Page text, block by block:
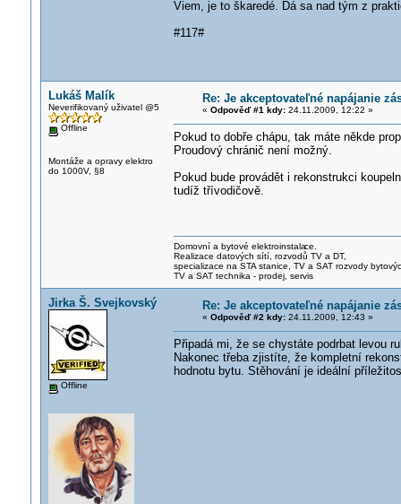
Viem, je to škaredé. Dá sa nad tým z
#117#
Lukáš Malík
Neverifikovaný uživatel @5
Offline
Montáže a opravy elektro
do 1000V, §8
Re: Je akceptovateľné napájanie
« Odpověď #1 kdy:24.11.2009, 12:22 »
Pokud to dobře chápu, tak máte někde
Proudový chránič není možný.
Pokud bude provádět i rekonstrukci
tudíž třívodičově.
Domovní a bytové elektroinstalace.
Realizace datových sítí, rozvodů TV a DT,
specializace na STA stanice, TV a SAT rozvody
TV a SAT technika - prodej, servis
Jirka Š. Svejkovský
Offline
Re: Je akceptovateľné napájanie
« Odpověď #2 kdy:24.11.2009, 12:43 »
Připadá mi, že se chystáte podrbat levou
Nakonec třeba zjistíte, že kompletní
hodnotu bytu. Stěhování je ideální